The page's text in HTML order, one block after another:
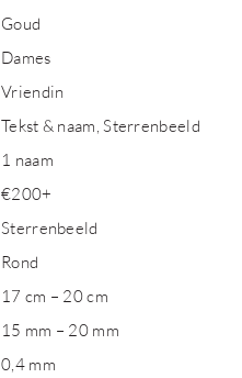
Goud
Dames
Vriendin
Tekst & naam, Sterrenbeeld
1 naam
€200+
Sterrenbeeld
Rond
17 cm – 20 cm
15 mm – 20 mm
0,4 mm